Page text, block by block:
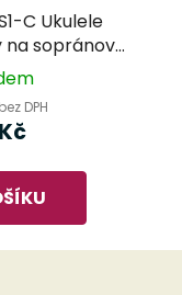
C Ukulele
sopránové
DPH